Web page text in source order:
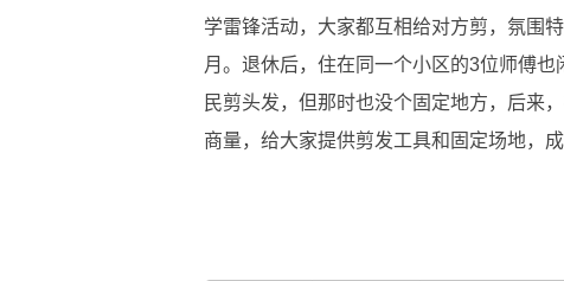
学雷锋活动，大家都互相给对方剪，氛围
月。退休后，住在同一个小区的3位师傅
民剪头发，但那时也没个固定地方，后来
商量，给大家提供剪发工具和固定场地，